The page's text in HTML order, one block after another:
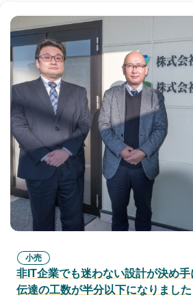
小売
非IT企業でも迷わない設計が決め
伝達の工数が半分以下になりました